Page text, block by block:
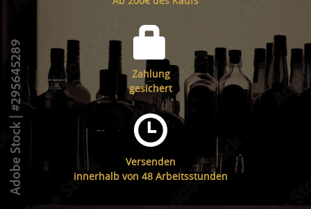
Zahlung
gesichert
Versenden
innerhalb von 48 Arbeitsstunden